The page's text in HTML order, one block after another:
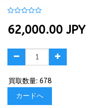
62,000.00 JPY
買取数量: 678
カードへ